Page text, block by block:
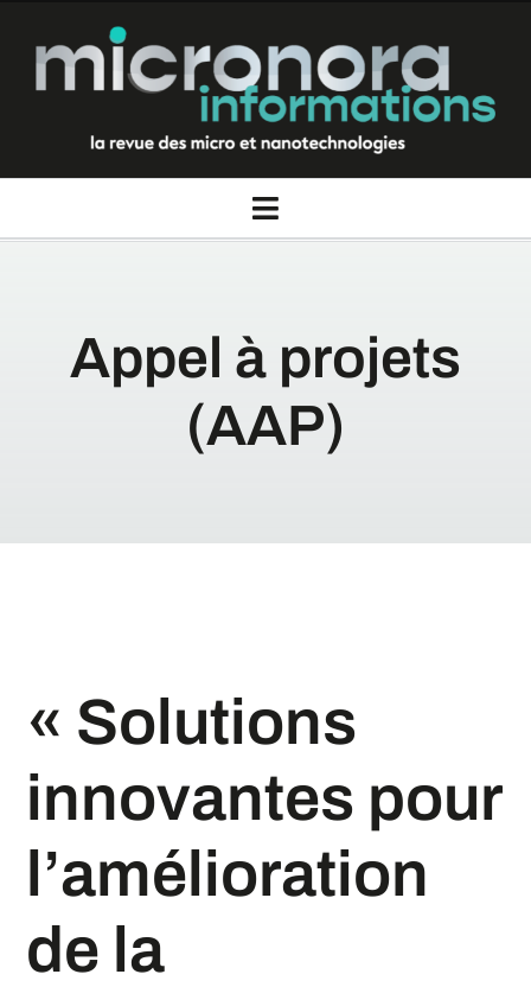
contenu
Toggle
ThèmesAppel à projets
(AAP)
« Solutions
innovantes pour
l’amélioration
de la